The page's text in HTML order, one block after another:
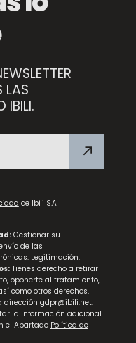
LAS
IBILI.
de Ibili S.A
Gestionar su
de las
Legitimación:
Tienes derecho a retirar
oponerte al tratamiento,
como otros derechos,
dirección gdpr@ibili.net.
la información adicional
el Apartado Política de